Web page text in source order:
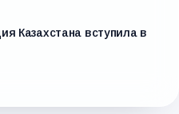
Казахстана вступила в